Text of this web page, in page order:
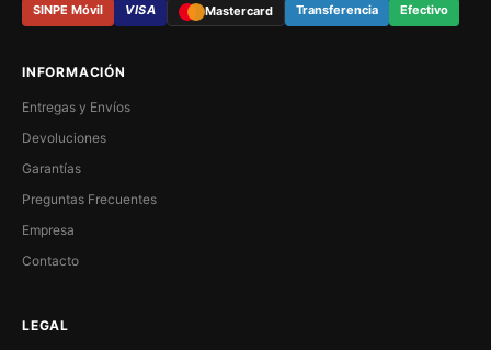
SINPE Móvil VISA Mastercard Transferencia Efectivo
INFORMACIÓN
Entregas y Envíos
Devoluciones
Garantías
Preguntas Frecuentes
Empresa
Contacto
LEGAL